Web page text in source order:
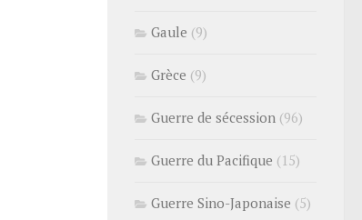
Gaule (9)
Grèce (9)
Guerre de sécession (96)
Guerre du Pacifique (15)
Guerre Sino-Japonaise (5)